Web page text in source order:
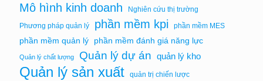
Mô hình kinh doanh
Nghiên cứu thị trường
Phương pháp quản lý
phần mềm kpi phần mềm MES
phần mềm quản lý phần mềm đánh giá năng lực
Quản lý chất lượng Quản lý dự án quản lý kho
Quản lý sản xuất quản trị chiến lược